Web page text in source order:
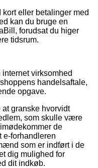
eller betalinger med
kan du bruge en
forudsat du higer
tidsrum.
virksomhed
handelsaftale,
opgave.
granske hvorvidt
som skulle være
de
e-forhandleren
som er indført i de
dig mulighed for
dit indkøb.